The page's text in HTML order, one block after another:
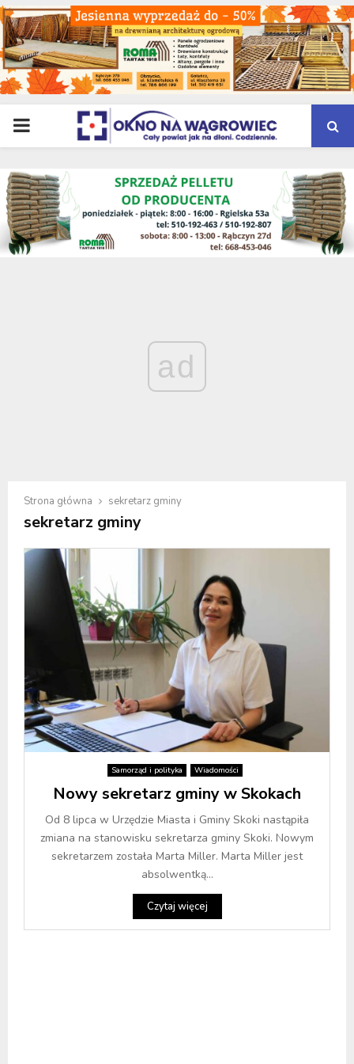
PRIMARY
MENU
ad
Strona główna sekretarz gminy
sekretarz gminy
Samorząd i polityka Wiadomości
Nowy sekretarz gminy w Skokach
Od 8 lipca w Urzędzie Miasta i Gminy Skoki nastąpiła
zmiana na stanowisku sekretarza gminy Skoki. Nowym
sekretarzem została Marta Miller. Marta Miller jest
absolwentką...
Czytaj więcej